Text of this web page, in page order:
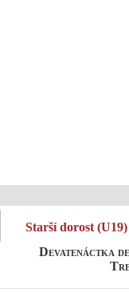
Starší dorost (U19)
Devatenáctka